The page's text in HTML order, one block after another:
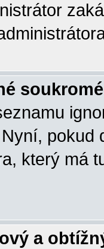
pokud
který má
a